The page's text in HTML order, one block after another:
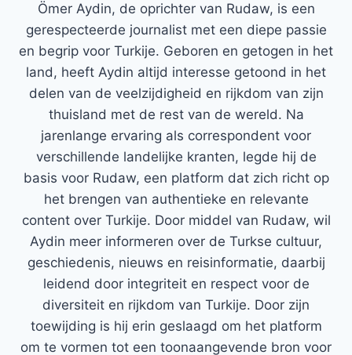
Ömer Aydin, de oprichter van Rudaw, is een
gerespecteerde journalist met een diepe passie
en begrip voor Turkije. Geboren en getogen in het
land, heeft Aydin altijd interesse getoond in het
delen van de veelzijdigheid en rijkdom van zijn
thuisland met de rest van de wereld. Na
jarenlange ervaring als correspondent voor
verschillende landelijke kranten, legde hij de
basis voor Rudaw, een platform dat zich richt op
het brengen van authentieke en relevante
content over Turkije. Door middel van Rudaw, wil
Aydin meer informeren over de Turkse cultuur,
geschiedenis, nieuws en reisinformatie, daarbij
leidend door integriteit en respect voor de
diversiteit en rijkdom van Turkije. Door zijn
toewijding is hij erin geslaagd om het platform
om te vormen tot een toonaangevende bron voor